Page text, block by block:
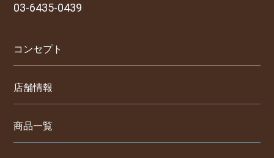
03-6435-0439
コンセプト
店舗情報
商品一覧